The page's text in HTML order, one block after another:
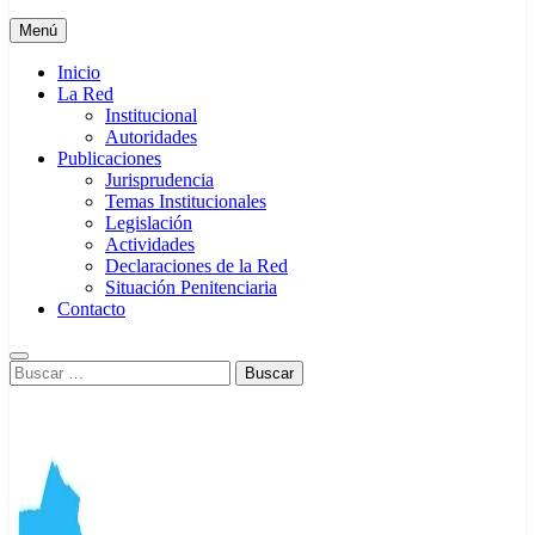
Menú
Inicio
La Red
Institucional
Autoridades
Publicaciones
Jurisprudencia
Temas Institucionales
Legislación
Actividades
Declaraciones de la Red
Situación Penitenciaria
Contacto
Buscar: